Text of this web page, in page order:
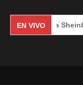
EN VIVO
Sheinbaum en